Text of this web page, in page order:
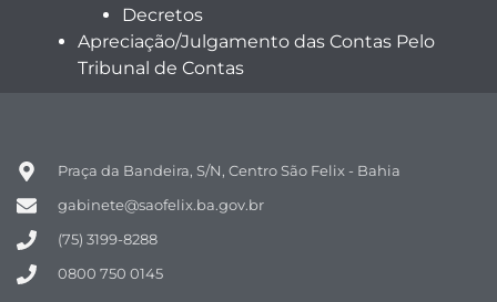
Decretos
Apreciação/Julgamento das Contas Pelo
Tribunal de Contas
Praça da Bandeira, S/N, Centro São Felix - Bahia
gabinete@saofelix.ba.gov.br
(75) 3199-8288
0800 750 0145